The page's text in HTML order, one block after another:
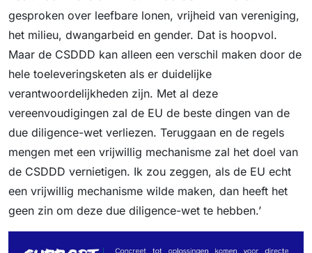
gesproken over leefbare lonen, vrijheid van vereniging,
het milieu, dwangarbeid en gender. Dat is hoopvol.
Maar de CSDDD kan alleen een verschil maken door de
hele toeleveringsketen als er duidelijke
verantwoordelijkheden zijn. Met al deze
vereenvoudigingen zal de EU de beste dingen van de
due diligence-wet verliezen. Teruggaan en de regels
mengen met een vrijwillig mechanisme zal het doel van
de CSDDD vernietigen. Ik zou zeggen, als de EU echt
een vrijwillig mechanisme wilde maken, dan heeft het
geen zin om deze due diligence-wet te hebben.’